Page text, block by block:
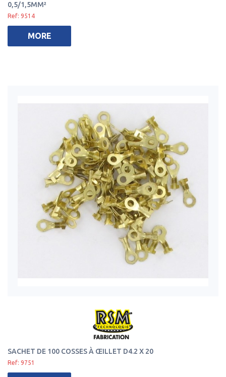
0,5/1,5MM²
Ref: 9514
MORE
SACHET DE 100 COSSES À ŒILLET D4.2 X 20
Ref: 9751